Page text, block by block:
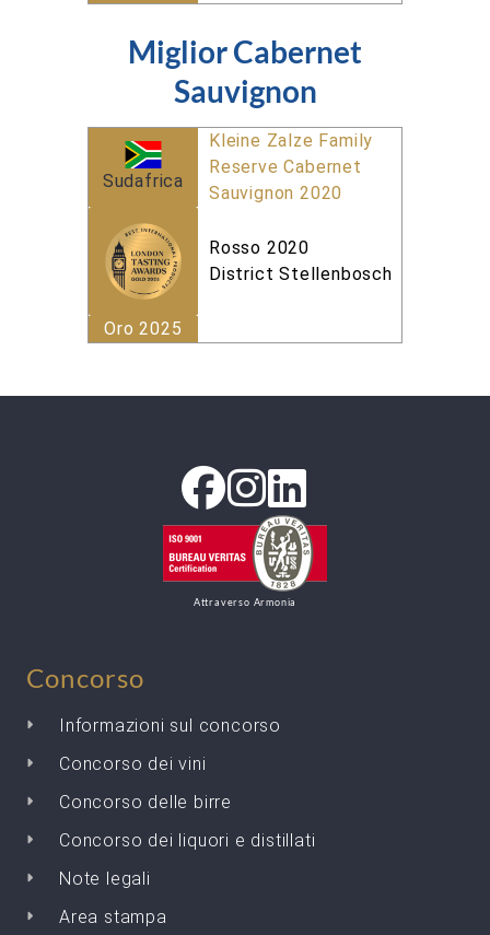
Miglior Cabernet
Sauvignon
Kleine Zalze Family
Reserve Cabernet
Sauvignon 2020
Oro 2025
Rosso 2020
District Stellenbosch
Sudafrica
Attraverso Armonia
Concorso
Informazioni sul concorso
Concorso dei vini
Concorso delle birre
Concorso dei liquori e distillati
Note legali
Area stampa